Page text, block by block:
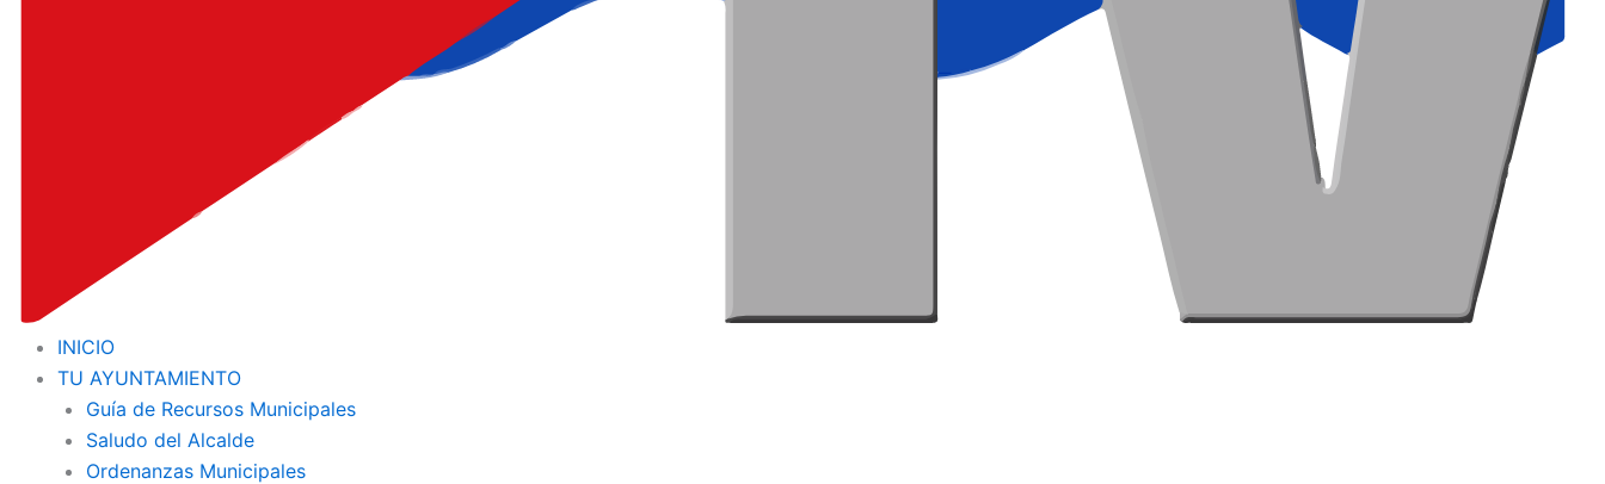
INICIO
TU AYUNTAMIENTO
Guía de Recursos Municipales
Saludo del Alcalde
Ordenanzas Municipales